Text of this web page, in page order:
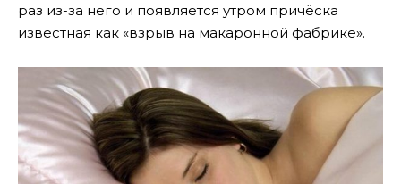
раз из-за него и появляется утром причёска
известная как «взрыв на макаронной фабрике».